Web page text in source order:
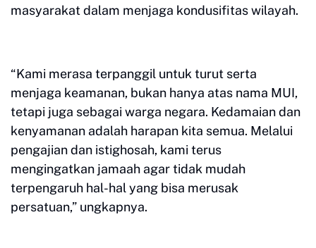
masyarakat dalam menjaga kondusifitas wilayah.
“Kami merasa terpanggil untuk turut serta
menjaga keamanan, bukan hanya atas nama MUI,
tetapi juga sebagai warga negara. Kedamaian dan
kenyamanan adalah harapan kita semua. Melalui
pengajian dan istighosah, kami terus
mengingatkan jamaah agar tidak mudah
terpengaruh hal-hal yang bisa merusak
persatuan,” ungkapnya.